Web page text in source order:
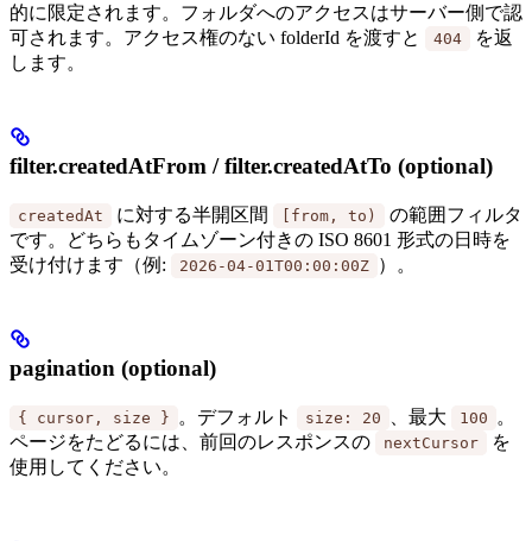
的に限定されます。フォルダへのアクセスはサーバー側で認
可されます。アクセス権のない folderId を渡すと
404
を返
します。
filter.createdAtFrom / filter.createdAtTo (optional)
createdAt に対する半開区間 [from, to)
の範囲フィルタ
です。どちらもタイムゾーン付きの ISO 8601 形式の日時を
受け付けます（例:
2026-04-01T00:00:00Z ）。
pagination (optional)
{ cursor, size } 。デフォルト size: 20 、最大 100
。
ページをたどるには、前回のレスポンスの
nextCursor
を
使用してください。